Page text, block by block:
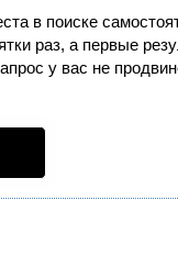
в поиске
раз, а первые
у вас не